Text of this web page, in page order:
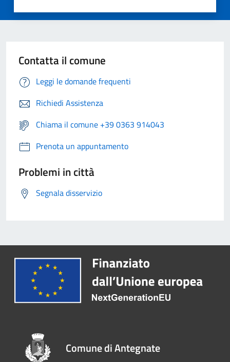
Contatta il comune
Leggi le domande frequenti
Richiedi Assistenza
Chiama il comune +39 0363 914043
Prenota un appuntamento
Problemi in città
Segnala disservizio
Comune di Antegnate